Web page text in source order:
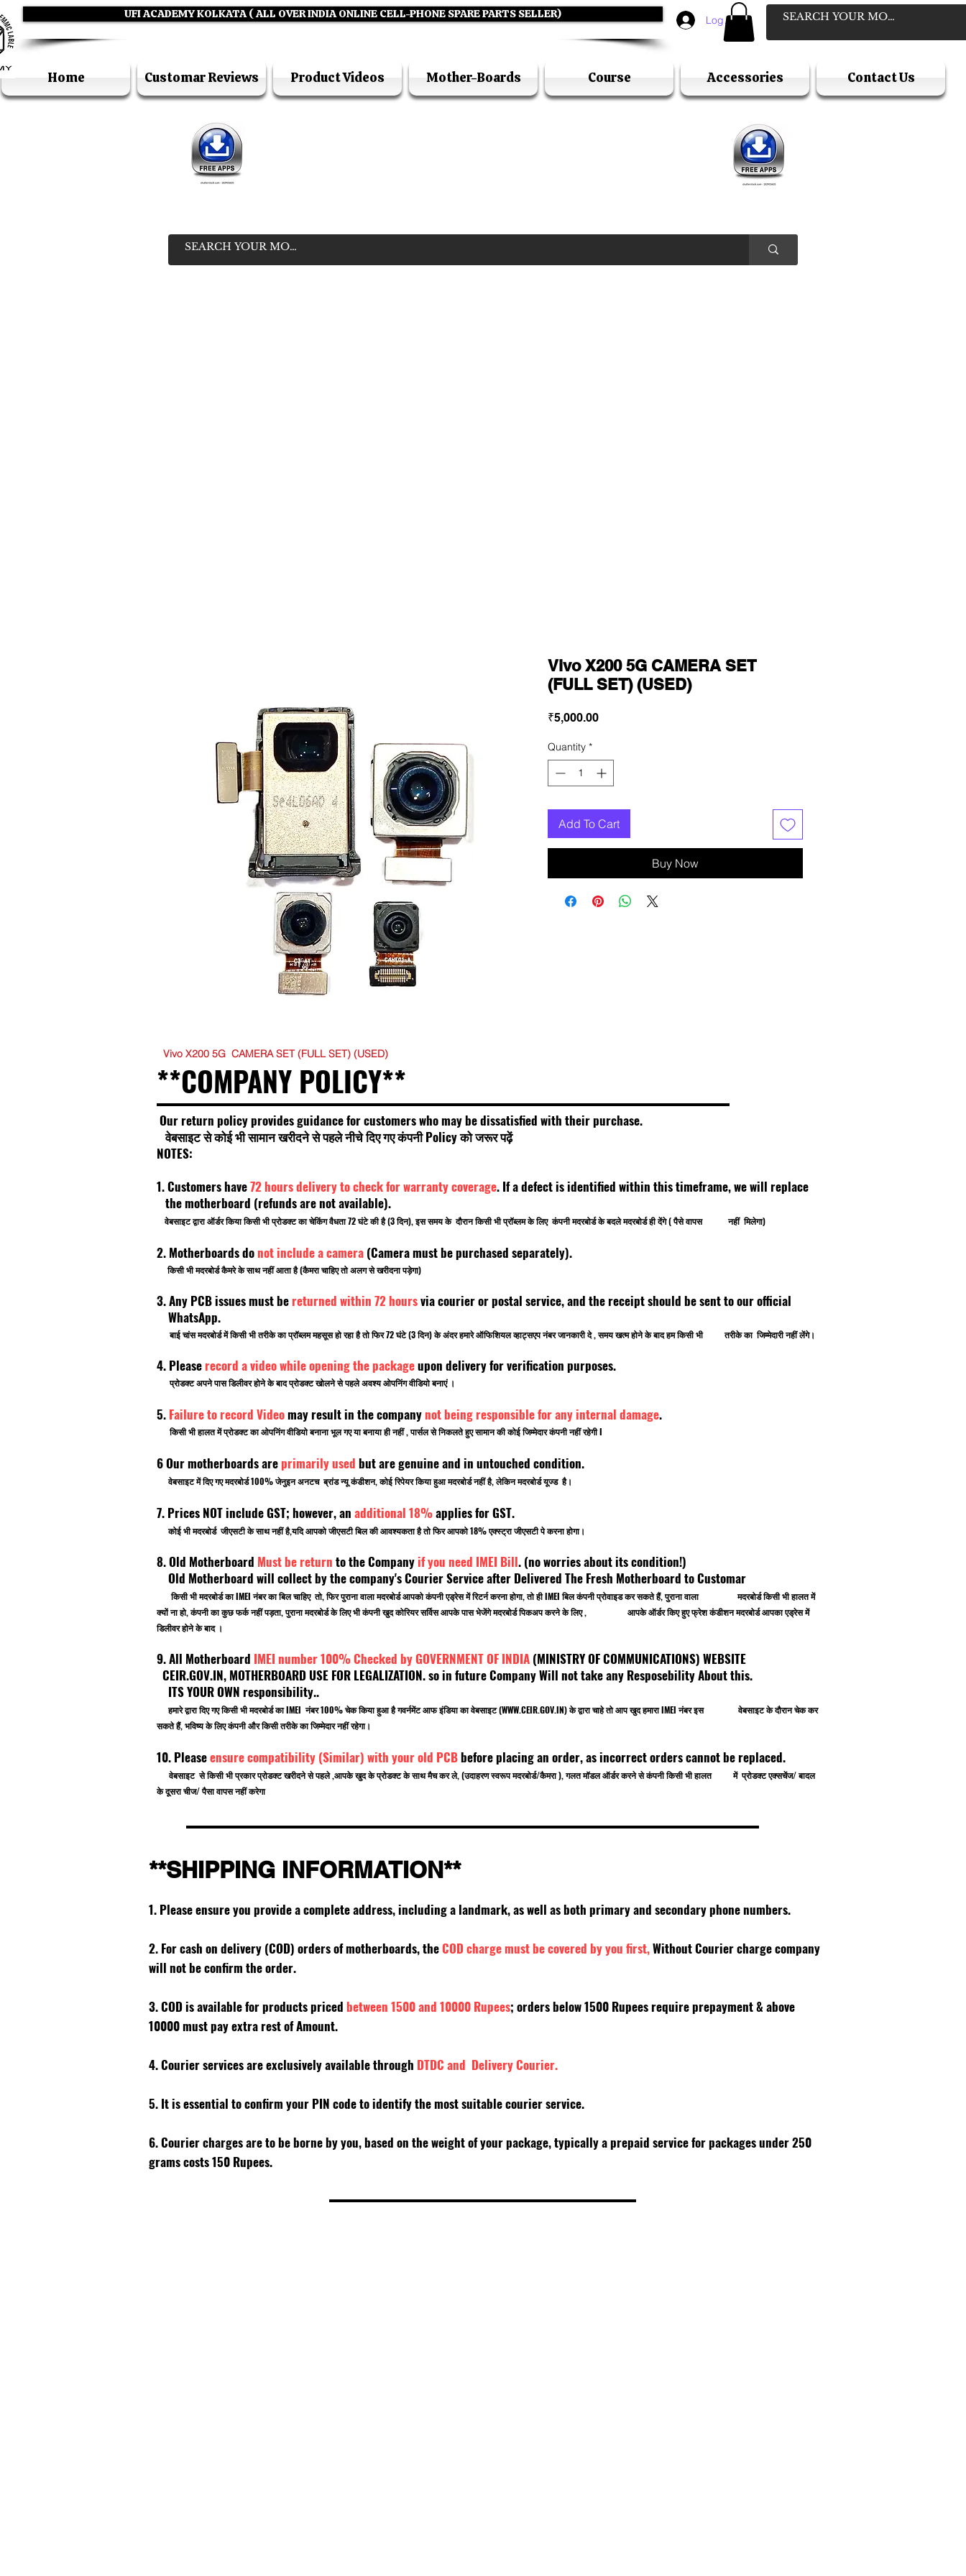
UFI ACADEMY KOLKATA ( ALL OVER INDIA ONLINE CELL-PHONE SPARE PARTS SELLER) Log In
Home Customar Reviews Product Videos Mother-Boards Course Accessories Contact Us
Vivo X200 5G CAMERA SET (FULL SET) (USED)
Vivo X200 5G CAMERA SET
(FULL SET) (USED)
₹5,000.00Price
Quantity *
Add To Cart
Buy Now
**COMPANY POLICY**
Our return policy provides guidance for customers who may be dissatisfied with their purchase.
वेबसाइट से कोई भी सामान खरीदने से पहले नीचे दिए गए कंपनी Policy को जरूर पढ़ें
NOTES:
1. Customers have72 hours delivery to check for warranty coverage. If a defect is identified within this timeframe, we will replace
the motherboard (refunds are not available).
वेबसाइट द्वारा ऑर्डर किया किसी भी प्रोडक्ट का चेकिंग वैधता 72 घंटे की है (3 दिन), इस समय के दौरान किसी भी प्रॉब्लम के लिए कंपनी मदरबोर्ड के बदले मदरबोर्ड ही देंगे ( पैसे वापस नहीं मिलेगा)
2. Motherboards donot include a camera (Camera must be purchased separately).
किसी भी मदरबोर्ड कैमरे के साथ नहीं आता है (कैमरा चाहिए तो अलग से खरीदना पड़ेगा)
3. Any PCB issues must be returned within 72 hoursvia courier or postal service, and the receipt should be sent to our official
WhatsApp.
बाई चांस मदरबोर्ड में किसी भी तरीके का प्रॉब्लम महसूस हो रहा है तो फिर 72 घंटे (3 दिन) के अंदर हमारे ऑफिशियल व्हाट्सएप नंबर जानकारी दे , समय खत्म होने के बाद हम किसी भी तरीके का जिम्मेदारी नहीं लेंगे।
4. Please record a video while opening the packageupon delivery for verification purposes.
प्रोडक्ट अपने पास डिलीवर होने के बाद प्रोडक्ट खोलने से पहले अवश्य ओपनिंग वीडियो बनाएं ।
5. Failure to record Videomay result in the companynot being responsible for any internal damage.
किसी भी हालत में प्रोडक्ट का ओपनिंग वीडियो बनाना भूल गए या बनाया ही नहीं , पार्सल से निकलते हुए सामान की कोई जिम्मेदार कंपनी नहीं रहेगी I
6 Our motherboards areprimarily used but are genuine and in untouched condition.
वेबसाइट में दिए गए मदरबोर्ड 100% जेनुइन अनटच ब्रांड न्यू कंडीशन, कोई रिपेयर किया हुआ मदरबोर्ड नहीं है, लेकिन मदरबोर्ड यूज्ड है।
7. Prices NOT include GST; however, an additional 18%applies for GST.
कोई भी मदरबोर्ड जीएसटी के साथ नहीं है,यदि आपको जीएसटी बिल की आवश्यकता है तो फिर आपको 18% एक्स्ट्रा जीएसटी पे करना होगा।
8. Old Motherboard Must be return to the Companyif you need IMEI Bill. (no worries about its condition!)
Old Motherboard will collect by the company's Courier Service after Delivered The Fresh Motherboard to Customar
किसी भी मदरबोर्ड का IMEI नंबर का बिल चाहिए तो, फिर पुराना वाला मदरबोर्ड आपको कंपनी एड्रेस में रिटर्न करना होगा, तो ही IMEI बिल कंपनी प्रोवाइड कर सकते हैं, पुराना वाला मदरबोर्ड किसी भी हालत में
क्यों ना हो, कंपनी का कुछ फर्क नहीं पड़ता, पुराना मदरबोर्ड के लिए भी कंपनी खुद कोरियर सर्विस आपके पास भेजेंगे मदरबोर्ड पिकअप करने के लिए , आपके ऑर्डर किए हुए फ्रेश कंडीशन मदरबोर्ड आपका एड्रेस में
डिलीवर होने के बाद ।
9. All Motherboard IMEI number 100% Checked by GOVERNMENT OF INDIA (MINISTRY OF COMMUNICATIONS) WEBSITE
CEIR.GOV.IN, MOTHERBOARD USE FOR LEGALIZATION. so in future Company Will not take any Resposebility About this.
ITS YOUR OWN responsibility..
हमारे द्वारा दिए गए किसी भी मदरबोर्ड का IMEI नंबर 100% चेक किया हुआ है गवर्नमेंट आफ इंडिया का वेबसाइट (WWW.CEIR.GOV.IN) के द्वारा चाहे तो आप खुद हमारा IMEI नंबर इस वेबसाइट के दौरान चेक कर
सकते हैं, भविष्य के लिए कंपनी और किसी तरीके का जिम्मेदार नहीं रहेगा।
10. Pleaseensure compatibility (Similar) with your old PCBbefore placing an order, as incorrect orders cannot be replaced.
वेबसाइट से किसी भी प्रकार प्रोडक्ट खरीदने से पहले ,आपके खुद के प्रोडक्ट के साथ मैच कर ले, (उदाहरण स्वरूप मदरबोर्ड/कैमरा ), गलत मॉडल ऑर्डर करने से कंपनी किसी भी हालत में प्रोडक्ट एक्सचेंज/ बादल
के दूसरा चीज/ पैसा वापस नहीं करेगा
**SHIPPING INFORMATION**
1. Please ensure you provide a complete address, including a landmark, as well as both primary and secondary phone numbers.
2. For cash on delivery (COD) orders of motherboards, theCOD charge must be covered by you first,Without Courier charge company
will not be confirm the order.
3. COD is available for products priced between 1500 and 10000 Rupees; orders below 1500 Rupees require prepayment & above
10000 must pay extra rest of Amount.
4. Courier services are exclusively available through DTDC and Delivery Courier.
5. It is essential to confirm your PIN code to identify the most suitable courier service.
6. Courier charges are to be borne by you, based on the weight of your package, typically a prepaid service for packages under 250
grams costs 150 Rupees.